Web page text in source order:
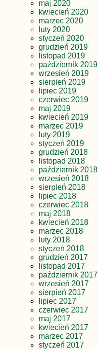
maj 2020
kwiecień 2020
marzec 2020
luty 2020
styczeń 2020
grudzień 2019
listopad 2019
październik 2019
wrzesień 2019
sierpień 2019
lipiec 2019
czerwiec 2019
maj 2019
kwiecień 2019
marzec 2019
luty 2019
styczeń 2019
grudzień 2018
listopad 2018
październik 2018
wrzesień 2018
sierpień 2018
lipiec 2018
czerwiec 2018
maj 2018
kwiecień 2018
marzec 2018
luty 2018
styczeń 2018
grudzień 2017
listopad 2017
październik 2017
wrzesień 2017
sierpień 2017
lipiec 2017
czerwiec 2017
maj 2017
kwiecień 2017
marzec 2017
styczeń 2017